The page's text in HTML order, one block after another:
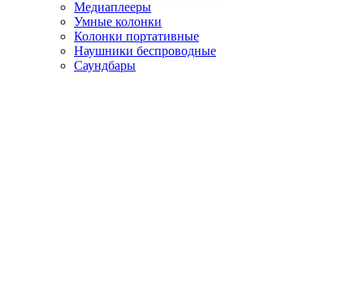
Медиаплееры
Умные колонки
Колонки портативные
Наушники беспроводные
Саундбары